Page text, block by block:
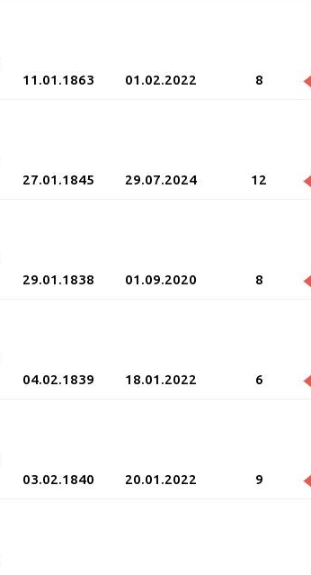
11.01.1863 01.02.2022 8
27.01.1845 29.07.2024 12
29.01.1838 01.09.2020 8
04.02.1839 18.01.2022 6
03.02.1840 20.01.2022 9